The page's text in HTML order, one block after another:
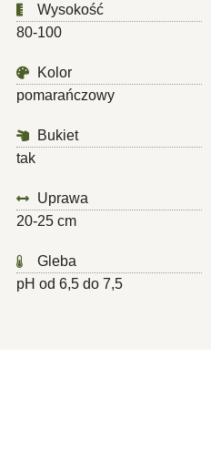
Wysokość
80-100
Kolor
pomarańczowy
Bukiet
tak
Uprawa
20-25 cm
Gleba
pH od 6,5 do 7,5